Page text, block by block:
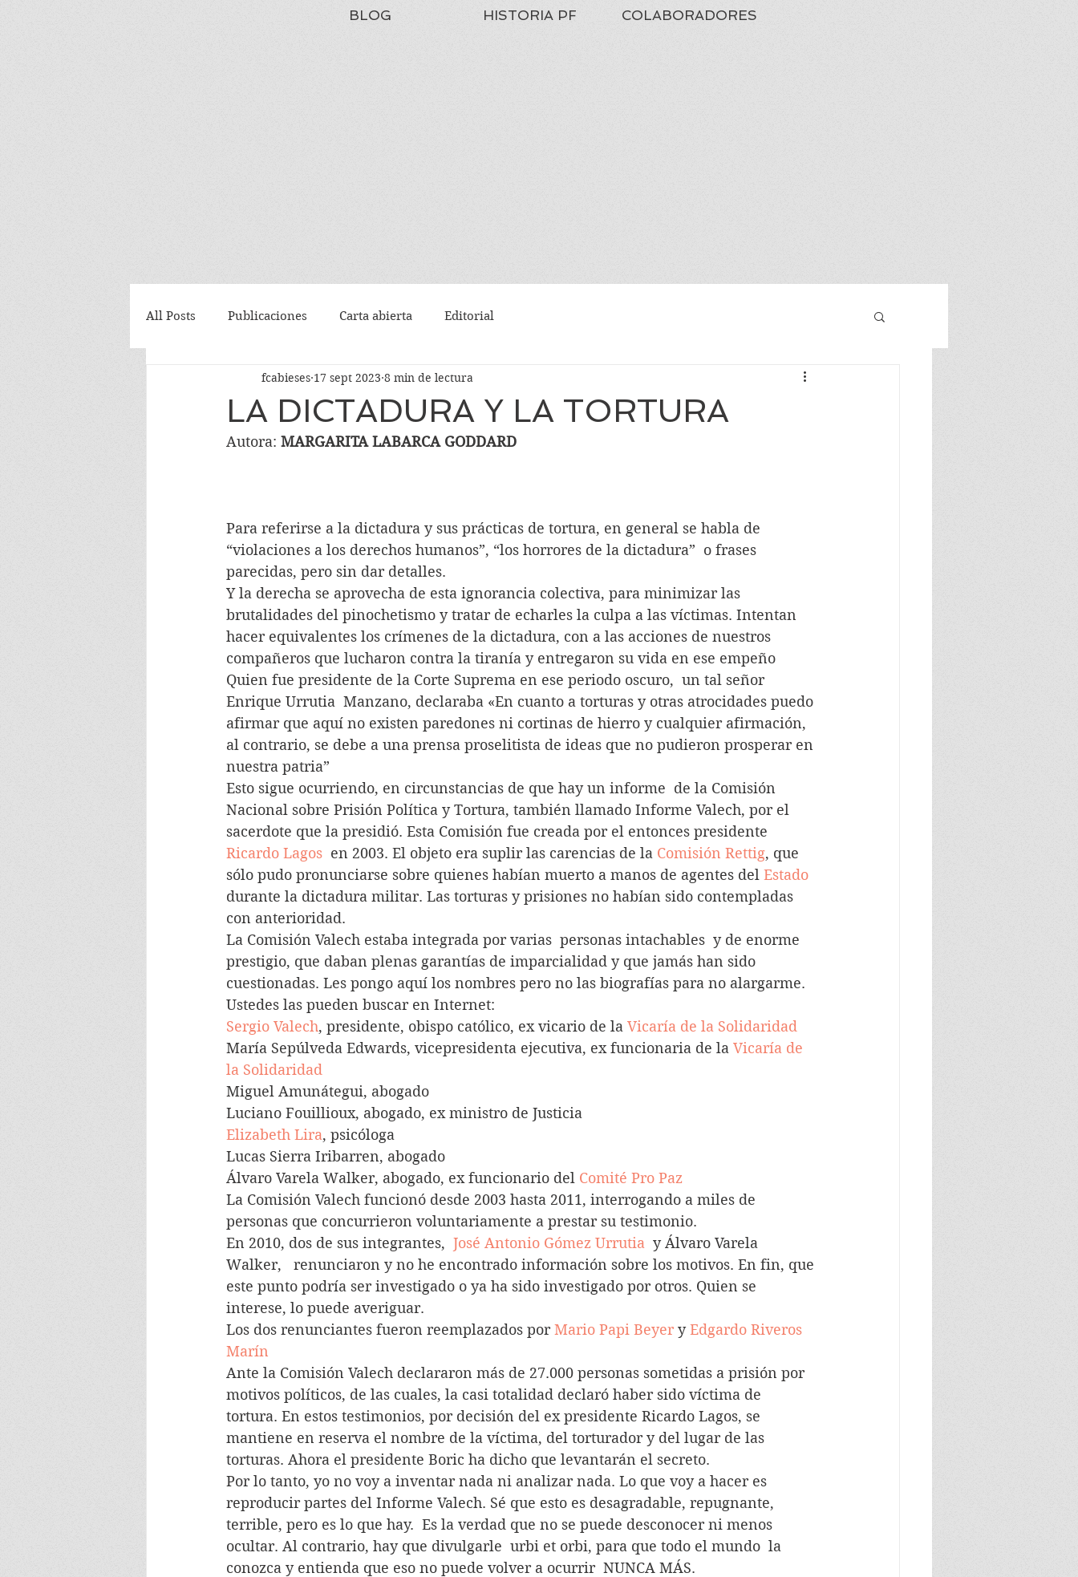
BLOG HISTORIA PF COLABORADORES
All Posts Publicaciones Carta abierta Editorial
LA DICTADURA Y LA TORTURA
fcabieses 17 sept 2023 8 min de lectura
Autora: MARGARITA LABARCA GODDARD
Para referirse a la dictadura y sus prácticas de tortura, en general se habla de
“violaciones a los derechos humanos”, “los horrores de la dictadura”  o frases
parecidas, pero sin dar detalles.
Y la derecha se aprovecha de esta ignorancia colectiva, para minimizar las
brutalidades del pinochetismo y tratar de echarles la culpa a las víctimas. Intentan
hacer equivalentes los crímenes de la dictadura, con a las acciones de nuestros
compañeros que lucharon contra la tiranía y entregaron su vida en ese empeño
Quien fue presidente de la Corte Suprema en ese periodo oscuro,  un tal señor
Enrique Urrutia  Manzano, declaraba «En cuanto a torturas y otras atrocidades puedo
afirmar que aquí no existen paredones ni cortinas de hierro y cualquier afirmación,
al contrario, se debe a una prensa proselitista de ideas que no pudieron prosperar en
nuestra patria”
Esto sigue ocurriendo, en circunstancias de que hay un informe  de la Comisión
Nacional sobre Prisión Política y Tortura, también llamado Informe Valech, por el
sacerdote que la presidió. Esta Comisión fue creada por el entonces presidente
Ricardo Lagos
  en 2003. El objeto era suplir las carencias de la
Comisión Rettig, que
sólo pudo pronunciarse sobre quienes habían muerto a manos de agentes del Estado
durante la dictadura militar. Las torturas y prisiones no habían sido contempladas
con anterioridad.
La Comisión Valech estaba integrada por varias  personas intachables  y de enorme
prestigio, que daban plenas garantías de imparcialidad y que jamás han sido
cuestionadas. Les pongo aquí los nombres pero no las biografías para no alargarme.
Ustedes las pueden buscar en Internet:
Sergio Valech, presidente, obispo católico, ex vicario de la Vicaría de la Solidaridad
María Sepúlveda Edwards, vicepresidenta ejecutiva, ex funcionaria de la Vicaría de
la Solidaridad
Miguel Amunátegui, abogado
Luciano Fouillioux, abogado, ex ministro de Justicia
Elizabeth Lira, psicóloga
Lucas Sierra Iribarren, abogado
Álvaro Varela Walker, abogado, ex funcionario del Comité Pro Paz
La Comisión Valech funcionó desde 2003 hasta 2011, interrogando a miles de
personas que concurrieron voluntariamente a prestar su testimonio.
En 2010, dos de sus integrantes, José Antonio Gómez Urrutia
  y Álvaro Varela
Walker,   renunciaron y no he encontrado información sobre los motivos. En fin, que
este punto podría ser investigado o ya ha sido investigado por otros. Quien se
interese, lo puede averiguar.
Los dos renunciantes fueron reemplazados por Mario Papi Beyer y Edgardo Riveros
Marín
Ante la Comisión Valech declararon más de 27.000 personas sometidas a prisión por
motivos políticos, de las cuales, la casi totalidad declaró haber sido víctima de
tortura. En estos testimonios, por decisión del ex presidente Ricardo Lagos, se
mantiene en reserva el nombre de la víctima, del torturador y del lugar de las
torturas. Ahora el presidente Boric ha dicho que levantarán el secreto.
Por lo tanto, yo no voy a inventar nada ni analizar nada. Lo que voy a hacer es
reproducir partes del Informe Valech. Sé que esto es desagradable, repugnante,
terrible, pero es lo que hay.  Es la verdad que no se puede desconocer ni menos
ocultar. Al contrario, hay que divulgarle  urbi et orbi, para que todo el mundo  la
conozca y entienda que eso no puede volver a ocurrir  NUNCA MÁS.